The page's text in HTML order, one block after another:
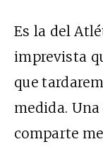
Es la del
imprevista
que
medida.
comparte